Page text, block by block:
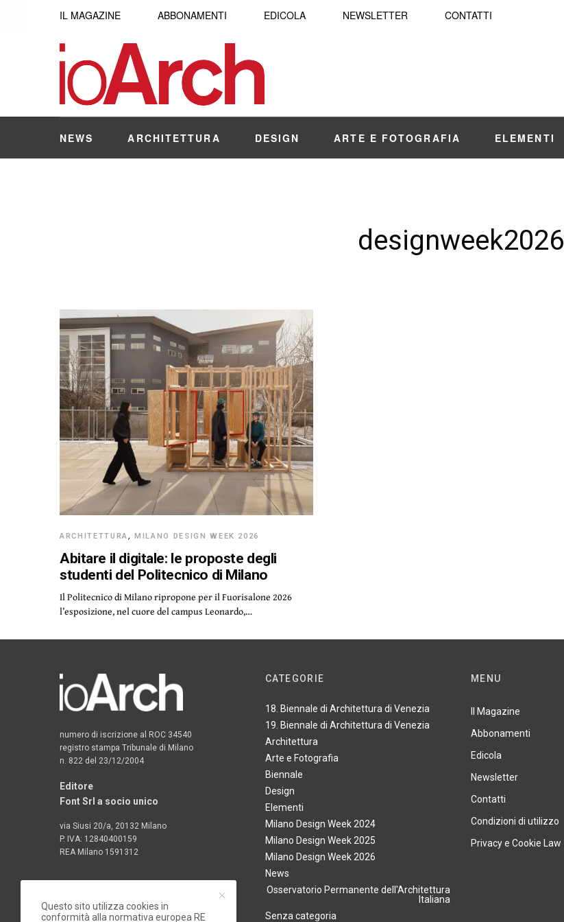
IL MAGAZINE ABBONAMENTI EDICOLA NEWSLETTER CONTATTI
NEWS ARCHITETTURA DESIGN ARTE E FOTOGRAFIA ELEMENTI
designweek2026
ARCHITETTURA,MILANO DESIGN WEEK 2026
Abitare il digitale: le proposte degli
studenti del Politecnico di Milano
Il Politecnico di Milano ripropone per il Fuorisalone 2026
l’esposizione, nel cuore del campus Leonardo,…
numero di iscrizione al ROC 34540
registro stampa Tribunale di Milano
n. 822 del 23/12/2004
Editore
Font Srl a socio unico
via Siusi 20/a, 20132 Milano
P. IVA: 12840400159
REA Milano 1591312
CATEGORIE
18. Biennale di Architettura di Venezia
19. Biennale di Architettura di Venezia
Architettura
Arte e Fotografia
Biennale
Design
Elementi
Milano Design Week 2024
Milano Design Week 2025
Milano Design Week 2026
News
Osservatorio Permanente dell'Architettura
Italiana
Senza categoria
MENU
Il Magazine
Abbonamenti
Edicola
Newsletter
Contatti
Condizioni di utilizzo
Privacy e Cookie Law
Questo sito utilizza cookies in
conformità alla normativa europea RE